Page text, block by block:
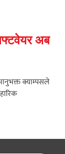
अब
क्याम्पसले